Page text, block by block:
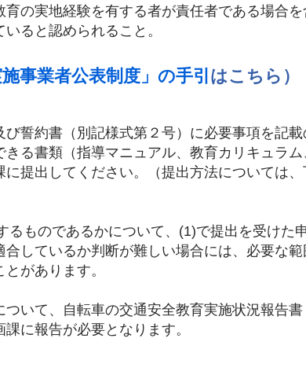
の実地経験を有する者が責任者である場合を
ると認められること。
事業者公表制度」の手引 はこちら）
誓約書（別記様式第２号）に必要事項を記載
る書類（指導マニュアル、教育カリキュラム
提出してください。（提出方法については、
ものであるかについて、(1)で提出を受けた申
しているか判断が難しい場合には、必要な範
があります。
いて、自転車の交通安全教育実施状況報告書
に報告が必要となります。